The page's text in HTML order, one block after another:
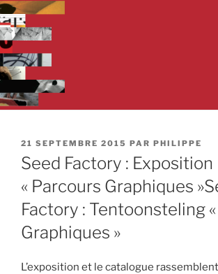
PUBLIÉ
LE
21 SEPTEMBRE 2015 PAR PHILIPPE
Seed Factory : Exposition
« Parcours Graphiques »
Factory : Tentoonsteling
Graphiques »
L’exposition et le catalogue